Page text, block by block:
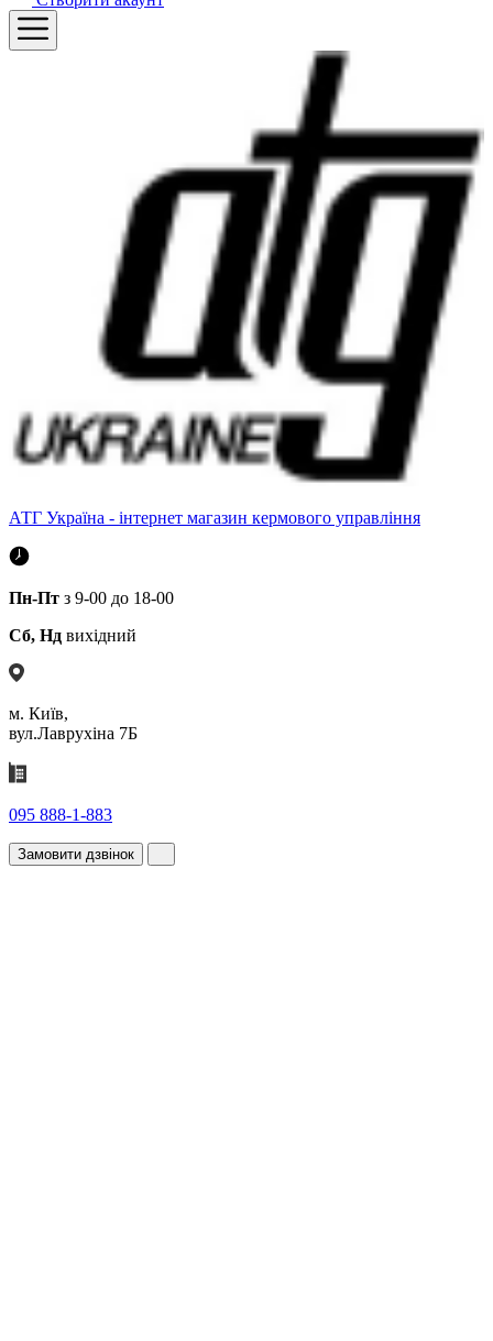
АТГ Україна - інтернет магазин кермового управління
Пн-Пт з 9-00 до 18-00
Сб, Нд вихідний
м. Київ,
вул.Лаврухіна 7Б
095 888-1-883
Замовити дзвінок